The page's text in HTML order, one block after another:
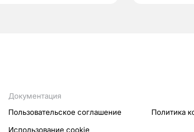
Документация
Пользовательское соглашение
Политика
Использование cookie